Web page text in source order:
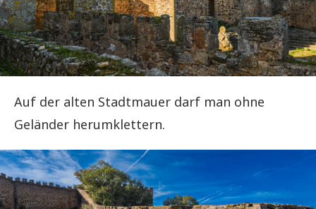
Auf der alten Stadtmauer darf man ohne
Geländer herumklettern.